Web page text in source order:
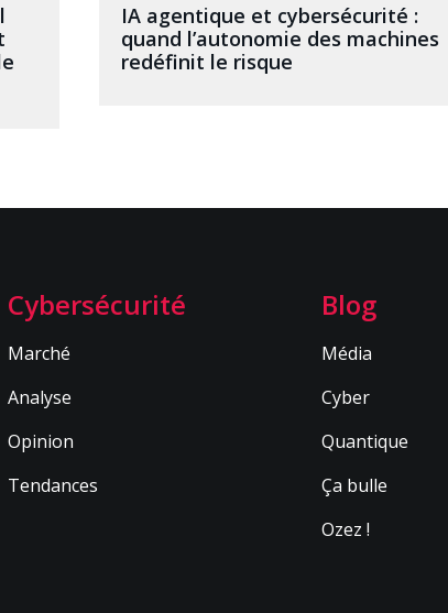
IA agentique et cybersécurité :
quand l’autonomie des machines
redéfinit le risque
Cybersécurité
Marché
Analyse
Opinion
Tendances
Blog
Média
Cyber
Quantique
Ça bulle
Ozez !